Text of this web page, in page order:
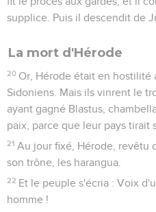
supplice. Puis il descendit de
La mort d'Hérode
20 Or, Hérode était en hostilité
Sidoniens. Mais ils vinrent le
ayant gagné Blastus,
paix, parce que leur pays tirait
21 Au jour fixé, Hérode, revêtu
son trône, les harangua.
22 Et le peuple s'écria : Voix
homme !